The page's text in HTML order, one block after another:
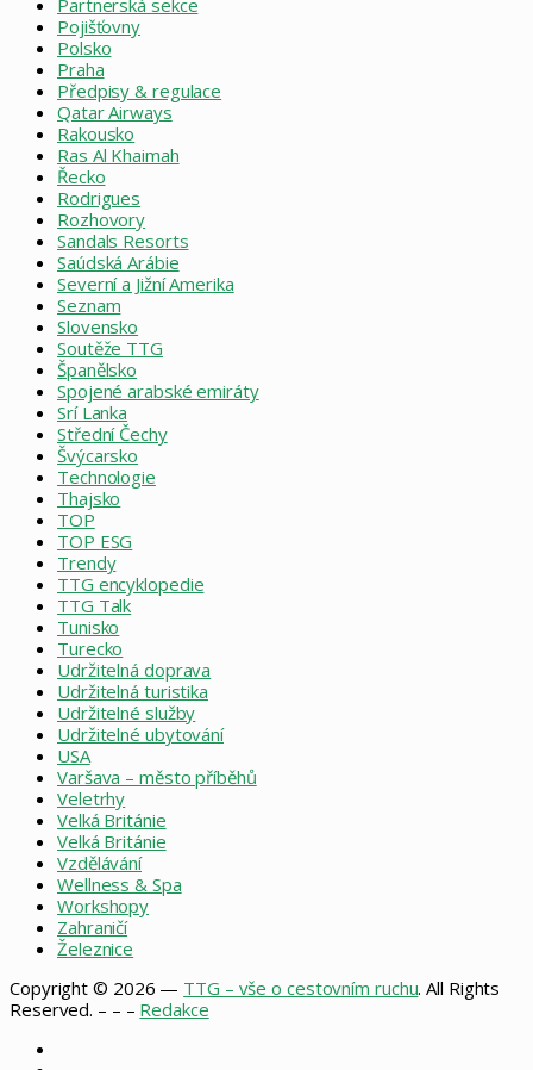
Partnerská sekce
Pojišťovny
Polsko
Praha
Předpisy & regulace
Qatar Airways
Rakousko
Ras Al Khaimah
Řecko
Rodrigues
Rozhovory
Sandals Resorts
Saúdská Arábie
Severní a Jižní Amerika
Seznam
Slovensko
Soutěže TTG
Španělsko
Spojené arabské emiráty
Srí Lanka
Střední Čechy
Švýcarsko
Technologie
Thajsko
TOP
TOP ESG
Trendy
TTG encyklopedie
TTG Talk
Tunisko
Turecko
Udržitelná doprava
Udržitelná turistika
Udržitelné služby
Udržitelné ubytování
USA
Varšava – město příběhů
Veletrhy
Velká Británie
Velká Británie
Vzdělávání
Wellness & Spa
Workshopy
Zahraničí
Železnice
Copyright © 2026 — TTG – vše o cestovním ruchu. All Rights
Reserved. – – – Redakce